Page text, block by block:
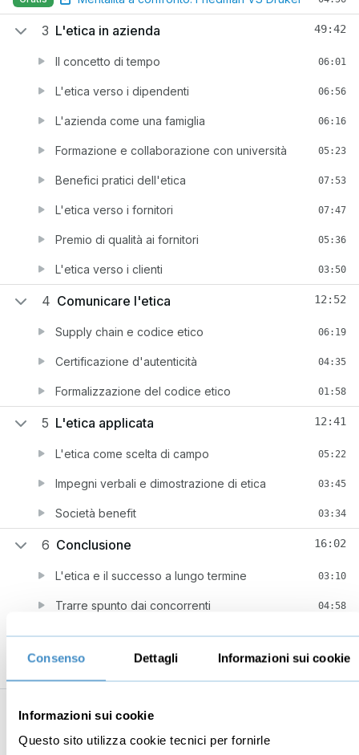
Consenso Dettagli Informazioni sui cookie
Informazioni sui cookie
Questo sito utilizza cookie tecnici per fornirle
3 L'etica in azienda 49:42
Il concetto di tempo 06:01
L'etica verso i dipendenti 06:56
L'azienda come una famiglia 06:16
Formazione e collaborazione con università 05:23
Benefici pratici dell'etica 07:53
L'etica verso i fornitori 07:47
Premio di qualità ai fornitori 05:36
L'etica verso i clienti 03:50
4 Comunicare l'etica 12:52
Supply chain e codice etico 06:19
Certificazione d'autenticità 04:35
Formalizzazione del codice etico 01:58
5 L'etica applicata 12:41
L'etica come scelta di campo 05:22
Impegni verbali e dimostrazione di etica 03:45
Società benefit 03:34
6 Conclusione 16:02
L'etica e il successo a lungo termine 03:10
Trarre spunto dai concorrenti 04:58
L'etica e il karma 07:54
Business Digital marketing